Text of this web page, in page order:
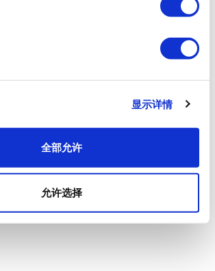
显示详情
全部允许
允许选择